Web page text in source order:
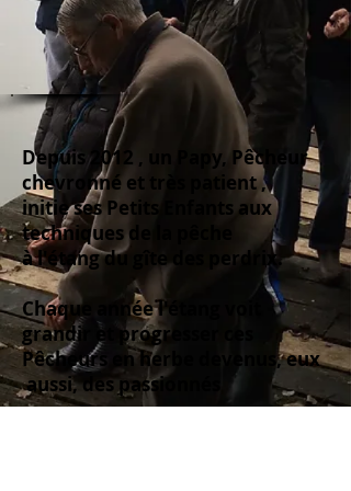
Depuis 2012 , un Papy, Pêcheur
chevronné et très patient ,
initie ses Petits Enfants aux
techniques de la pêche
à l'étang du gîte des perdrix.
Chaque année l'étang voit
grandir et progresser ces
Pêcheurs en herbe devenus, eux
aussi, des passionnés